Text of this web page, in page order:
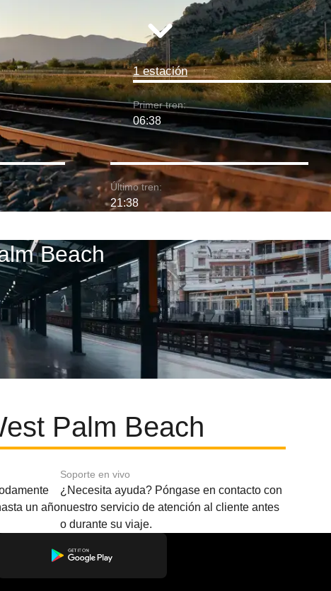
1 estación
Primer tren:
06:38
Último tren:
21:38
Beach
Palm Beach
un año
Soporte en vivo
¿Necesita ayuda? Póngase en contacto con
nuestro servicio de atención al cliente antes
o durante su viaje.